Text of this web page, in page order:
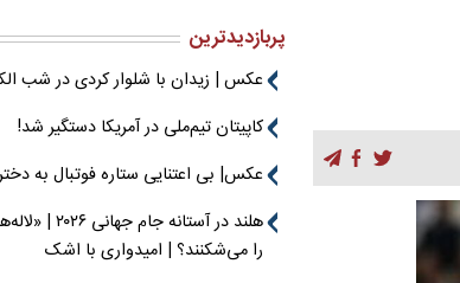
پربازدیدترین
عکس | زیدان با شلوار کردی در شب
کاپیتان تیم‌ملی در آمریکا دستگیر شد!
عکس| بی اعتنایی ستاره فوتبال به
هلند در
را می‌شکنند؟ | امیدواری با اشک